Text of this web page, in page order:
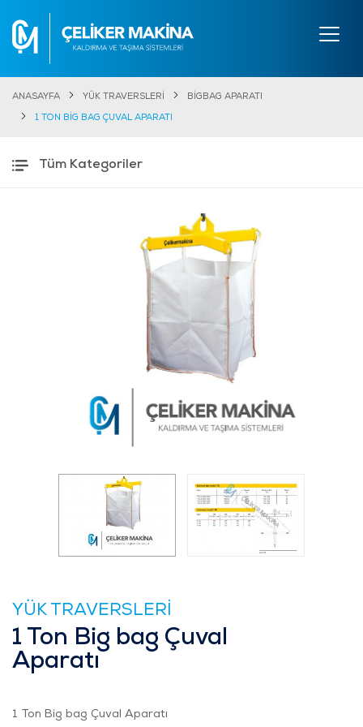
ANASAYFA YÜK TRAVERSLERİ BİGBAG APARATI
1 TON BİG BAG ÇUVAL APARATI
Tüm Kategoriler
YÜK TRAVERSLERİ
1 Ton Big bag Çuval
Aparatı
1 Ton Big bag Çuval Aparatı